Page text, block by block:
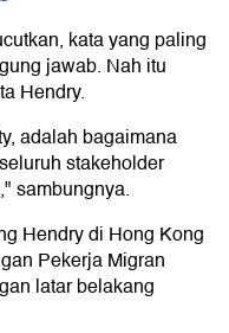
kata yang paling
jawab. Nah itu
Hendry.
adalah bagaimana
stakeholder
sambungnya.
Hendry di Hong Kong
Pekerja Migran
latar belakang